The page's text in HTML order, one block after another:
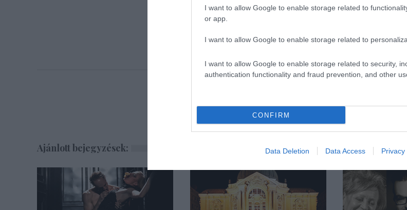
I want to allow Google to enable storage related to
or app.
I want to allow Google to enable storage related to
I want to allow Google to enable storage related to security,
authentication functionality and fraud prevention, and other
CONFIRM
Data Deletion Data Access Privacy
Ajánlott bejegyzések: